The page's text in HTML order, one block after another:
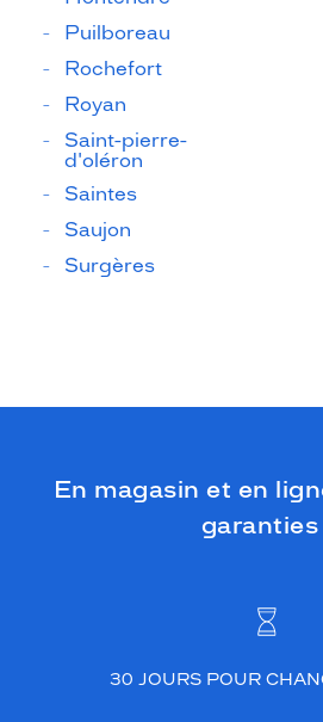
Puilboreau
Rochefort
Royan
Saint-pierre-
d'oléron
Saintes
Saujon
Surgères
En magasin et en
garanties
30 JOURS POUR